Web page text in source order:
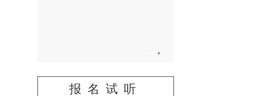
报名试听